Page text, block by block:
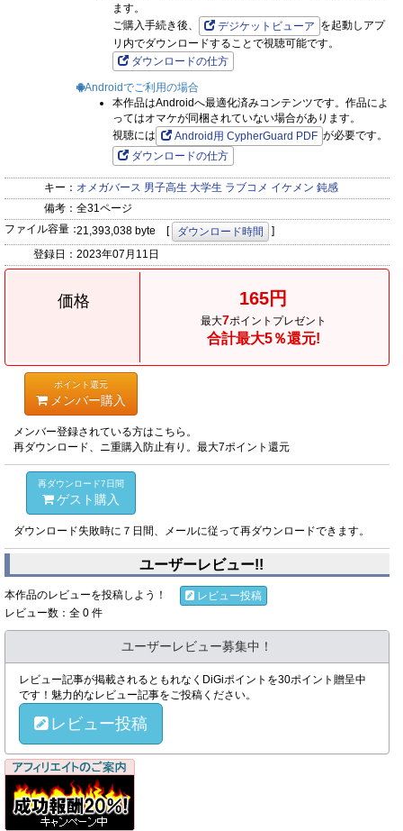
ます。
ご購入手続き後、
デジケットビューア を起動しアプ
リ内でダウンロードすることで視聴可能です。
ダウンロードの仕方
Androidでご利用の場合
本作品はAndroidへ最適化済みコンテンツです。作品によ
ってはオマケが同梱されていない場合があります。
視聴には
Android用 CypherGuard PDF が必要です。
ダウンロードの仕方
キー： オメガバース 男子高生 大学生 ラブコメ イケメン 鈍感
備考： 全31ページ
ファイル容量：21,393,038 byte [ ダウンロード時間
]
登録日： 2023年07月11日
価格 165円
最大7ポイントプレゼント
合計最大5％還元!
ポイント還元
メンバー購入
メンバー登録されている方はこちら。
再ダウンロード、ニ重購入防止有り。最大7ポイント還元
再ダウンロード7日間
ゲスト購入
ダウンロード失敗時に７日間、メールに従って再ダウンロードできます。
ユーザーレビュー!!
本作品のレビューを投稿しよう！
レビュー投稿
レビュー数：全 0 件
ユーザーレビュー募集中！
レビュー記事が掲載されるともれなくDiGiポイントを30ポイント贈呈中
です！魅力的なレビュー記事をご投稿ください。
レビュー投稿